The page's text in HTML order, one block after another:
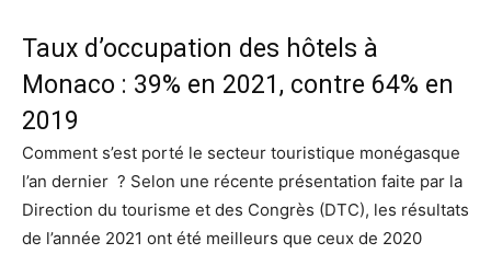
Taux d’occupation des hôtels à
Monaco : 39% en 2021, contre 64% en
2019
Comment s’est porté le secteur touristique monégasque
l’an dernier ? Selon une récente présentation faite par la
Direction du tourisme et des Congrès (DTC), les résultats
de l’année 2021 ont été meilleurs que ceux de 2020